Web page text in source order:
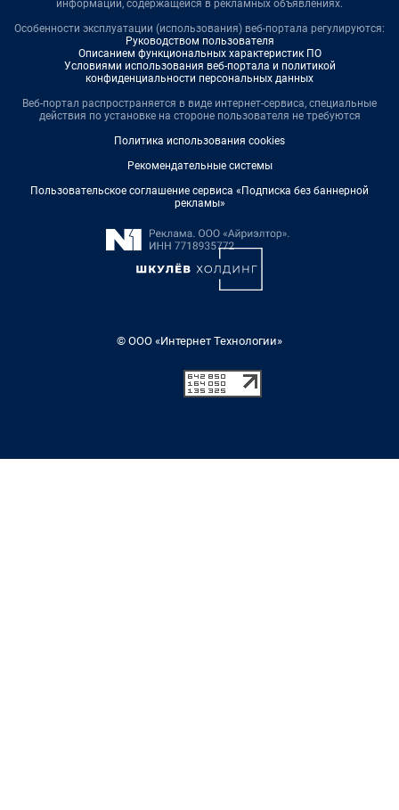
информации, содержащейся в рекламных объявлениях.
Особенности эксплуатации (использования) веб-портала регулируются:
Руководством пользователя
Описанием функциональных характеристик ПО
Условиями использования веб-портала и политикой
конфиденциальности персональных данных
Веб-портал распространяется в виде интернет-сервиса, специальные
действия по установке на стороне пользователя не требуются
Политика использования cookies
Рекомендательные системы
Пользовательское соглашение сервиса «Подписка без баннерной
рекламы»
© ООО «Интернет Технологии»